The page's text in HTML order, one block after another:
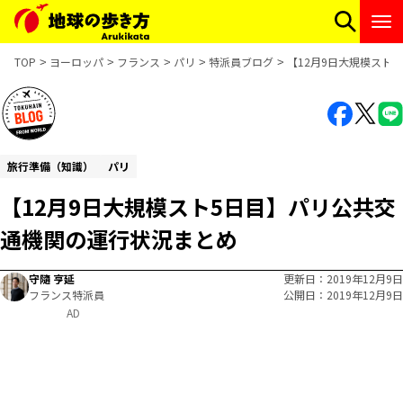
TOP ヨーロッパ フランス パリ 特派員ブログ 【12月9日大規模スト
旅行準備（知識） パリ
【12月9日大規模スト5日目】パリ公共交
通機関の運行状況まとめ
守隨 亨延
フランス特派員
更新日
2019年12月9日
公開日
2019年12月9日
AD